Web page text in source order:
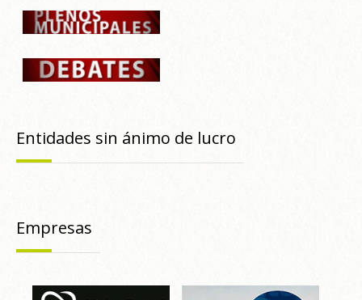
Entidades sin ánimo de lucro
Empresas